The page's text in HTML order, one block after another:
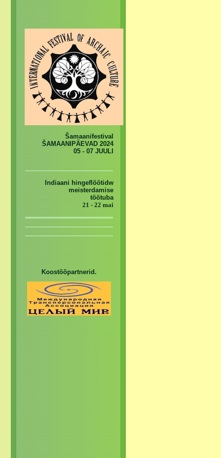
Šamaanifestival
ŠAMAANIPÄEVAD 2024
05 - 07 JUULI
Indiaani hingeflöötidw
meisterdamise
töötuba
21 - 22 mai
Koostööpartnerid.